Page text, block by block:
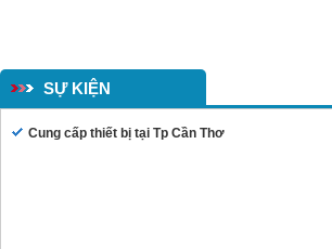
SỰ KIỆN
Cung cấp thiết bị tại Tp Cần Thơ